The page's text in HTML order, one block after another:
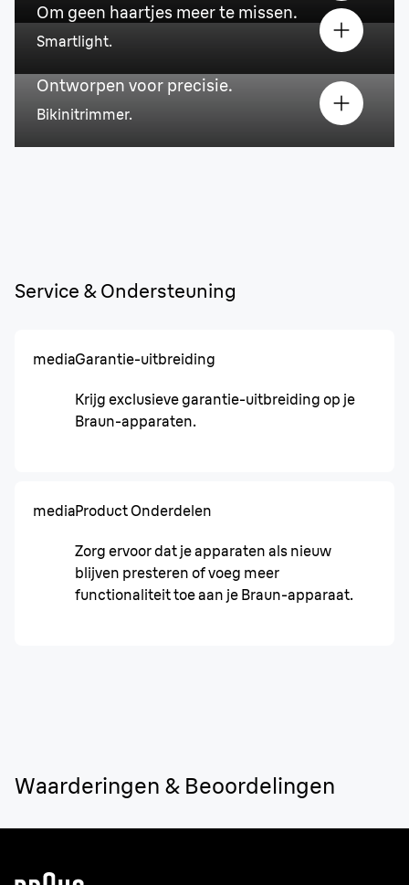
Om geen haartjes meer te missen.
Smartlight.
Ontworpen voor precisie.
Bikinitrimmer.
Service & Ondersteuning
mediaGarantie-uitbreiding
Krijg exclusieve garantie-uitbreiding op je
Braun-apparaten.
mediaProduct Onderdelen
Zorg ervoor dat je apparaten als nieuw
blijven presteren of voeg meer
functionaliteit toe aan je Braun-apparaat.
Waarderingen & Beoordelingen